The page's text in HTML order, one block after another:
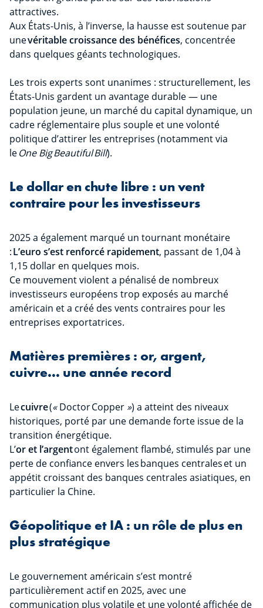
attractives.
Aux États-Unis, à l’inverse, la hausse est soutenue par
unevéritable croissance des bénéfices, concentrée
dans quelques géants technologiques.
Les trois experts sont unanimes : structurellement, les
États-Unis gardent un avantage durable — une
population jeune, un marché du capital dynamique, un
cadre réglementaire plus souple et une volonté
politique d’attirer les entreprises (notamment via
leOne Big Beautiful Bill).
Le dollar en chute libre : un vent
contraire pour les investisseurs
2025 a également marqué un tournant monétaire
:L’euro s’est renforcé rapidement, passant de 1,04 à
1,15 dollar en quelques mois.
Ce mouvement violent a pénalisé de nombreux
investisseurs européens trop exposés au marché
américain et a créé des vents contraires pour les
entreprises exportatrices.
Matières premières : or, argent,
cuivre… une année record
Lecuivre(«Doctor Copper ») a atteint des niveaux
historiques, porté par une demande forte issue de la
transition énergétique.
L’or et l’argentont également flambé, stimulés par une
perte de confiance envers les banques centrales et un
appétit croissant des banques centrales asiatiques, en
particulier la Chine.
Géopolitique et IA : un rôle de plus en
plus stratégique
Le gouvernement américain s’est montré
particulièrement actif en 2025, avec une
communication plus volatile et une volonté affichée de